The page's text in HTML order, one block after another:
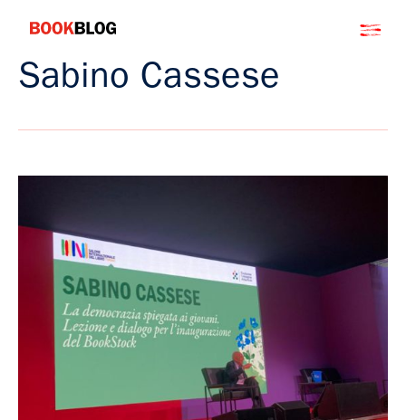
contenuto
Bookblog
Sabino Cassese